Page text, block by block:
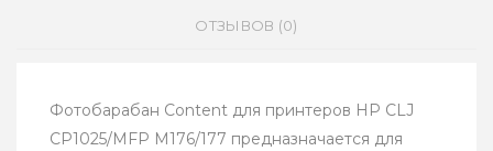
ОТЗЫВОВ (0)
Фотобарабан Content для принтеров HP CLJ
CP1025/MFP M176/177 предназначается для